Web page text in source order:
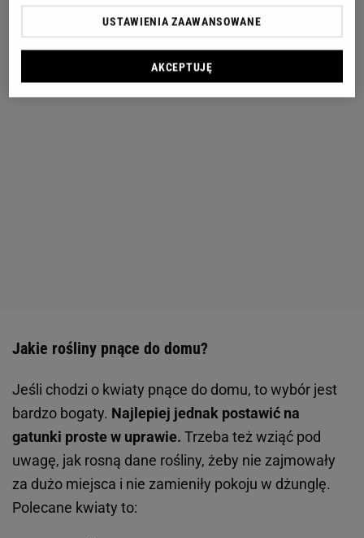
Jakie rośliny pnące do domu?
Jeśli chodzi o kwiaty pnące do domu, to wybór jest
bardzo bogaty. Najlepiej jednak postawić na
gatunki proste w uprawie. Trzeba też wziąć pod
uwagę, jak rosną dane rośliny, żeby nie zajmowały
za dużo miejsca i nie zamieniły pokoju w dżunglę.
Polecane kwiaty to:
USTAWIENIA ZAAWANSOWANE
AKCEPTUJĘ